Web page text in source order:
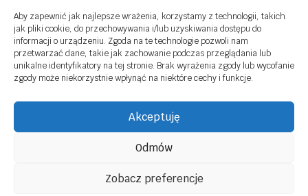
Aby zapewnić jak najlepsze wrażenia, korzystamy z technologii, takich
jak pliki cookie, do przechowywania i/lub uzyskiwania dostępu do
informacji o urządzeniu. Zgoda na te technologie pozwoli nam
przetwarzać dane, takie jak zachowanie podczas przeglądania lub
unikalne identyfikatory na tej stronie. Brak wyrażenia zgody lub wycofanie
zgody może niekorzystnie wpłynąć na niektóre cechy i funkcje.
Akceptuję
Odmów
Zobacz preferencje
Moje konto
Obowiązek Informacyjny
Polityka prywatności
Regulamin sklepu online